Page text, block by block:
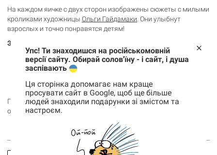
На каждом яичке с двух сторон изображены сюжеты с милыми
кроликами художницы Ольги Гайдамаки. Они улыбнут
взрослых и точно понравятся детям!
Этот набор для тех, кто :
будет украшать дом к Пасхе;
ищет тематический подарок;
изготовителей.
Покупай подвески «Пасхальные кролики» и делай праздник
особенным!
Упс! Ти знаходишся на російськомовній
версії сайту. Обирай солов'їну - і сайт, і душа
заспівають
Ця сторінка допомагає нам краще
просувати сайт в Google, щоб ще більше
людей знаходили подарунки зі змістом та
настроєм.
Корзина 0 товары
Корзина пуста